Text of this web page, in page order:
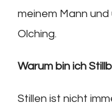
meinem Mann
Olching.
Warum bin ich
Stillen ist nicht